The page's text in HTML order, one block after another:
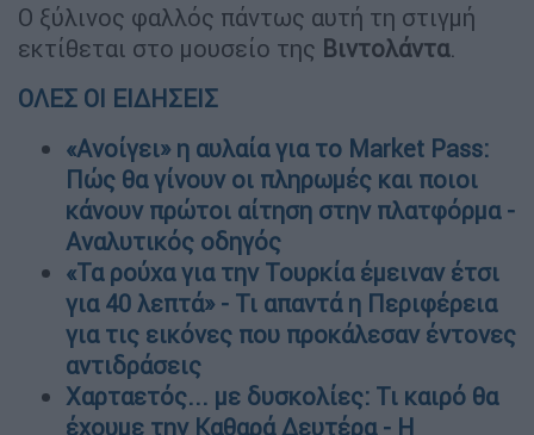
Ο ξύλινος φαλλός πάντως αυτή τη στιγμή
εκτίθεται στο μουσείο της Βιντολάντα.
ΟΛΕΣ ΟΙ ΕΙΔΗΣΕΙΣ
«Ανοίγει» η αυλαία για το Market Pass:
Πώς θα γίνουν οι πληρωμές και ποιοι
κάνουν πρώτοι αίτηση στην πλατφόρμα -
Αναλυτικός οδηγός
«Τα ρούχα για την Τουρκία έμειναν έτσι
για 40 λεπτά» - Τι απαντά η Περιφέρεια
για τις εικόνες που προκάλεσαν έντονες
αντιδράσεις
Χαρταετός... με δυσκολίες: Τι καιρό θα
έχουμε την Καθαρά Δευτέρα - Η